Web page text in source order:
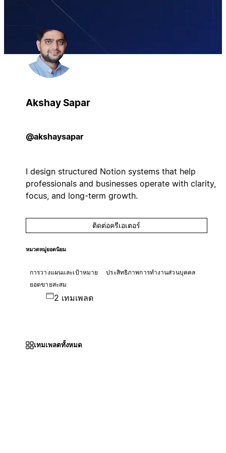
Akshay Sapar
@akshaysapar
I design structured Notion systems that help
professionals and businesses operate with clarity,
focus, and long-term growth.
ติดต่อครีเอเตอร์
หมวดหมู่ยอดนิยม
การวางแผนและเป้าหมาย
ประสิทธิภาพการทำงานส่วนบุคคล
ยอดขายสะสม
2 เทมเพลต
เทมเพลตทั้งหมด